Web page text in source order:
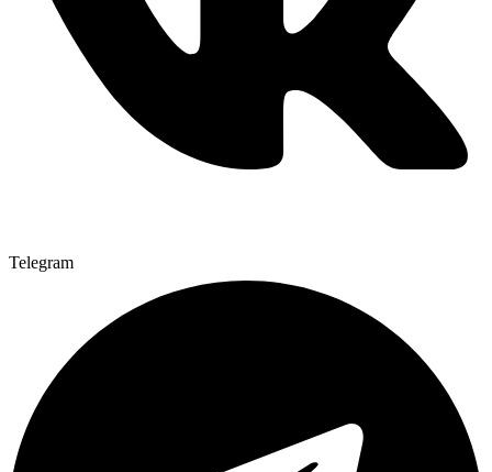
Telegram